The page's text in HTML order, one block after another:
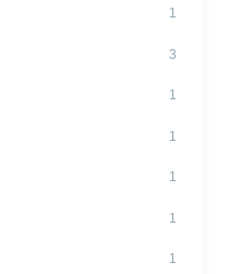
1
3
1
1
1
1
1